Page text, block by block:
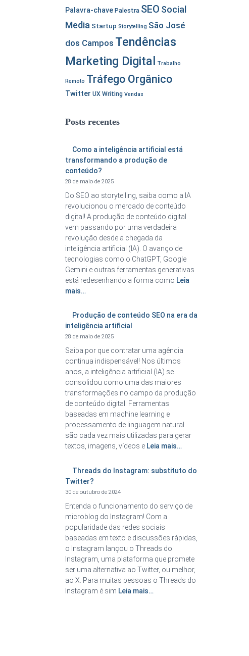
Palavra-chave Palestra SEO Social
Media Startup Storytelling São José
dos Campos Tendências
Marketing Digital
Trabalho
Remoto Tráfego Orgânico
Twitter UX Writing Vendas
Posts recentes
Como a inteligência artificial está
transformando a produção de
conteúdo?
28 de maio de 2025
Do SEO ao storytelling, saiba como a IA
revolucionou o mercado de conteúdo
digital! A produção de conteúdo digital
vem passando por uma verdadeira
revolução desde a chegada da
inteligência artificial (IA). O avanço de
tecnologias como o ChatGPT, Google
Gemini e outras ferramentas generativas
está redesenhando a forma como Leia
mais…
Produção de conteúdo SEO na era da
inteligência artificial
28 de maio de 2025
Saiba por que contratar uma agência
continua indispensável! Nos últimos
anos, a inteligência artificial (IA) se
consolidou como uma das maiores
transformações no campo da produção
de conteúdo digital. Ferramentas
baseadas em machine learning e
processamento de linguagem natural
são cada vez mais utilizadas para gerar
textos, imagens, vídeos eLeia mais…
Threads do Instagram: substituto do
Twitter?
30 de outubro de 2024
Entenda o funcionamento do serviço de
microblog do Instagram! Com a
popularidade das redes sociais
baseadas em texto e discussões rápidas,
o Instagram lançou o Threads do
Instagram, uma plataforma que promete
ser uma alternativa ao Twitter, ou melhor,
ao X. Para muitas pessoas o Threads do
Instagram é sim Leia mais…